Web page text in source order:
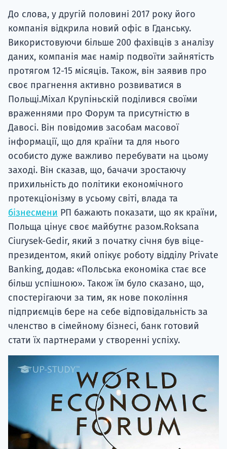
До слова, у другій половині 2017 року його
компанія відкрила новий офіс в Гданську.
Використовуючи більше 200 фахівців з аналізу
даних, компанія має намір подвоїти зайнятість
протягом 12-15 місяців. Також, він заявив про
своє прагнення активно розвиватися в
Польщі.Міхал Крупіньскій поділився своїми
враженнями про Форум та присутністю в
Давосі. Він повідомив засобам масової
інформації, що для країни та для нього
особисто дуже важливо перебувати на цьому
заході. Він сказав, що, бачачи зростаючу
прихильність до політики економічного
протекціонізму в усьому світі, влада та
бізнесмени РП бажають показати, що як країни,
Польща цінує своє майбутнє разом.Roksana
Ciurysek-Gedir, який з початку січня був віце-
президентом, який опікує роботу відділу Private
Banking, додав: «Польська економіка стає все
більш успішною». Також їм було сказано, що,
спостерігаючи за тим, як нове покоління
підприємців бере на себе відповідальність за
членство в сімейному бізнесі, банк готовий
стати їх партнерами у створенні успіху.